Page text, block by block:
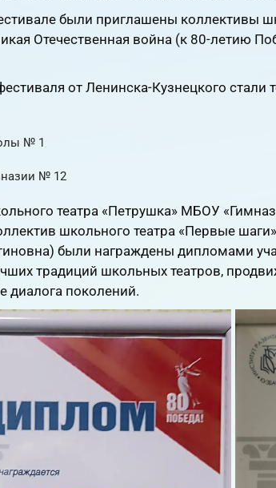
были приглашены коллективы
Отечественная война (к 80-летию
от Ленинска-Кузнецкого
№ 1
№ 12
театра «Петрушка» МБОУ
школьного театра «Первые
были награждены дипломами
традиций школьных театров,
диалога поколений.